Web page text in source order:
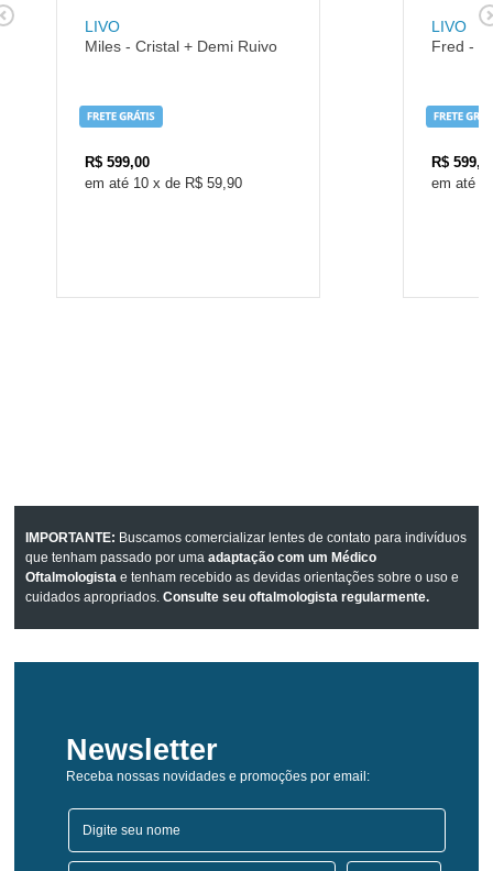
LIVO
Miles - Cristal + Demi Ruivo
R$ 599,00
10 x de R$ 59,90
LIVO
Fred -
R$
IMPORTANTE: Buscamos comercializar lentes de contato para indivíduos
que tenham passado por umaadaptação com um Médico
Oftalmologista e tenham recebido as devidas orientações sobre o uso e
cuidados apropriados.Consulte seu oftalmologista regularmente.
Newsletter
Receba nossas novidades e promoções por email: